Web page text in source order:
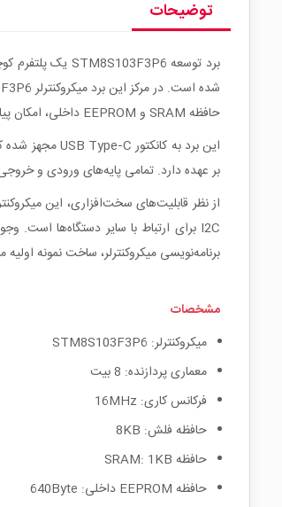
توضیحات
حافظه SRAM و EEPROM داخلی، امکان پیاده‌سازی سیستم‌های نهفته سبک و کم‌مصرف را فراهم می‌کند.
بر عهده دارد. تمامی پایه‌های ورودی و
برنامه‌نویسی میکروکنترلر، ساخت نمونه
مشخصات
میکروکنترلر: STM8S103F3P6
معماری پردازنده: 8 بیت
فرکانس کاری: 16MHz
حافظه فلش: 8KB
حافظه SRAM: 1KB
حافظه EEPROM داخلی: 640Byte